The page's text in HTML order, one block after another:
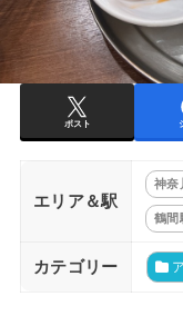
ポスト
エリア＆駅
神奈
鶴間
カテゴリー